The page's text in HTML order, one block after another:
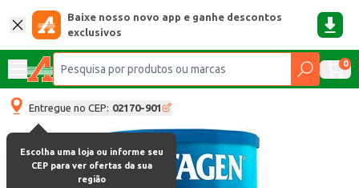
Baixe nosso novo app e ganhe descontos
exclusivos
0
Entregue no CEP: 02170-901
Escolha uma loja ou informe seu
CEP para ver ofertas da sua
região